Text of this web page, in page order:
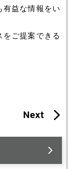
有益な情報をい
ご提案できる
Next